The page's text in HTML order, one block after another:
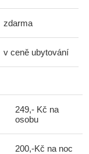
zdarma
v ceně ubytování
249,- Kč na
osobu
200,-Kč na noc